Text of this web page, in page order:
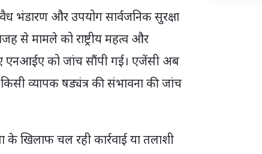
भंडारण और उपयोग सार्वजनिक सुरक्षा
से मामले को राष्ट्रीय महत्व और
एनआईए को जांच सौंपी गई। एजेंसी अब
व्यापक षड्यंत्र की संभावना की जांच
चल रही कार्रवाई या तलाशी